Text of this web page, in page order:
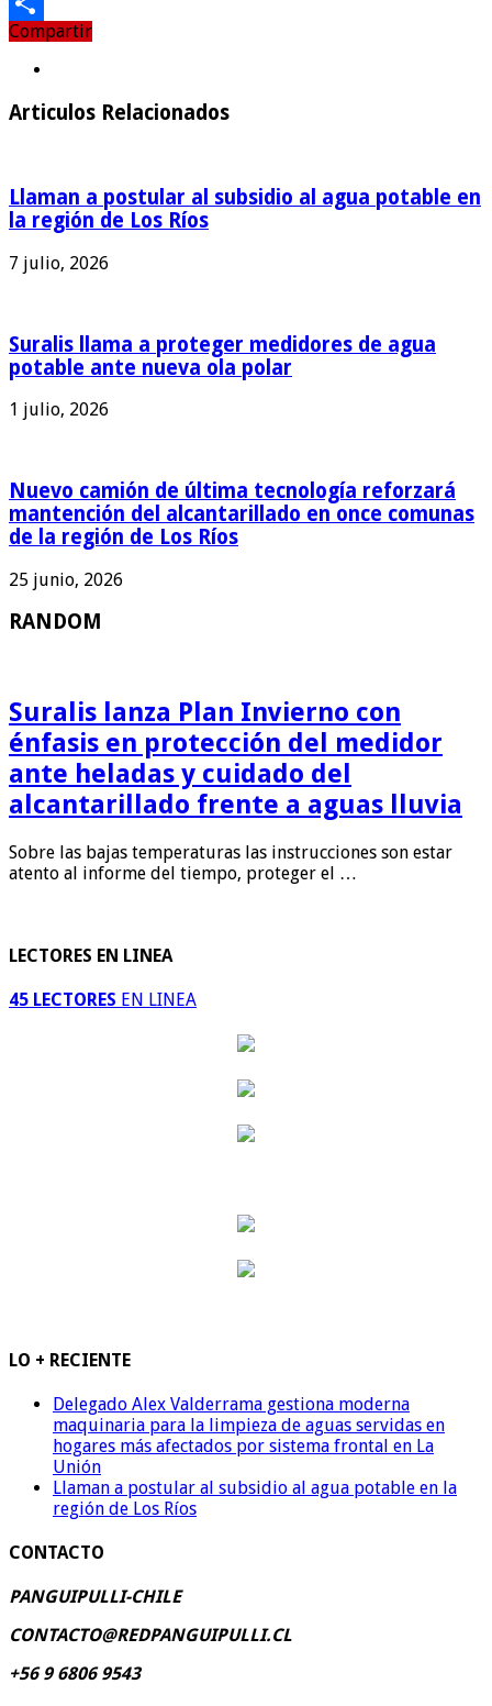
Compartir
Compartir
Articulos Relacionados
Llaman a postular al subsidio al agua potable en
la región de Los Ríos
7 julio, 2026
Suralis llama a proteger medidores de agua
potable ante nueva ola polar
1 julio, 2026
Nuevo camión de última tecnología reforzará
mantención del alcantarillado en once comunas
de la región de Los Ríos
25 junio, 2026
RANDOM
Suralis lanza Plan Invierno con
énfasis en protección del medidor
ante heladas y cuidado del
alcantarillado frente a aguas lluvia
Sobre las bajas temperaturas las instrucciones son estar
atento al informe del tiempo, proteger el …
LECTORES EN LINEA
45 LECTORES EN LINEA
LO + RECIENTE
Delegado Alex Valderrama gestiona moderna
maquinaria para la limpieza de aguas servidas en
hogares más afectados por sistema frontal en La
Unión
Llaman a postular al subsidio al agua potable en la
región de Los Ríos
CONTACTO
PANGUIPULLI-CHILE
CONTACTO@REDPANGUIPULLI.CL
+56 9 6806 9543